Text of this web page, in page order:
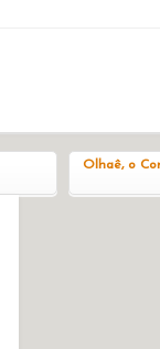
Olhaê, o